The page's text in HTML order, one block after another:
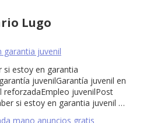
Lugo
garantia juvenil
si estoy en garantia
juvenilGarantía juvenil en
reforzadaEmpleo juvenilPost
si estoy en garantia juvenil …
mano anuncios gratis